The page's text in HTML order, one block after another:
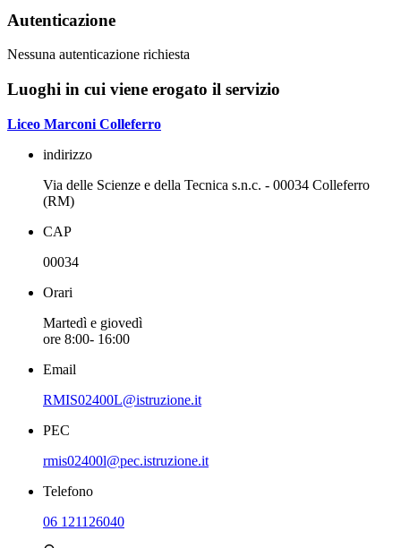
Autenticazione
Nessuna autenticazione richiesta
Luoghi in cui viene erogato il servizio
Liceo Marconi Colleferro
indirizzo
Via delle Scienze e della Tecnica s.n.c. - 00034 Colleferro
(RM)
CAP
00034
Orari
Martedì e giovedì
ore 8:00- 16:00
Email
RMIS02400L@istruzione.it
PEC
rmis02400l@pec.istruzione.it
Telefono
06 121126040